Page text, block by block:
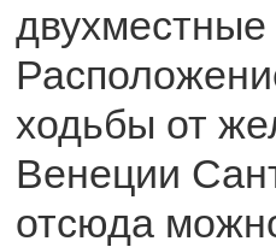
ходьбы от
Венеции
отсюда